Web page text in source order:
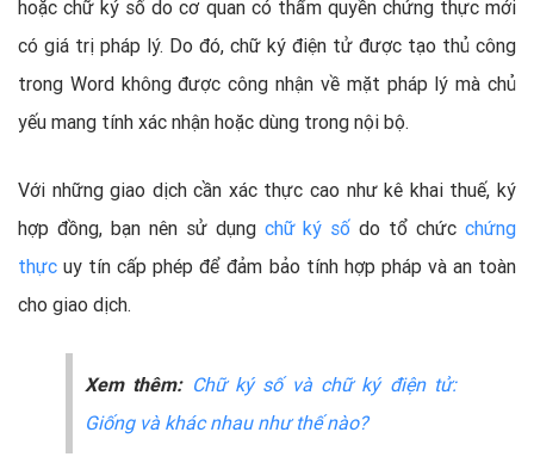
hoặc chữ ký số do cơ quan có thẩm quyền chứng thực mới
có giá trị pháp lý. Do đó, chữ ký điện tử được tạo thủ công
trong Word không được công nhận về mặt pháp lý mà chủ
yếu mang tính xác nhận hoặc dùng trong nội bộ.
Với những giao dịch cần xác thực cao như kê khai thuế, ký
hợp đồng, bạn nên sử dụng chữ ký số do tổ chứcchứng
thực uy tín cấp phép để đảm bảo tính hợp pháp và an toàn
cho giao dịch.
Xem thêm: Chữ ký số và chữ ký điện tử:
Giống và khác nhau như thế nào?